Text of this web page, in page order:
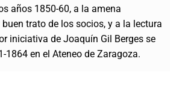
años 1850-60, a la amena
trato de los socios, y a la lectura
iniciativa de Joaquín Gil Berges se
1864 en el Ateneo de Zaragoza.